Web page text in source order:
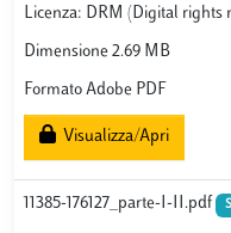
Licenza: DRM (Digital rights
Dimensione 2.69 MB
Formato Adobe PDF
Visualizza/Apri
11385-176127_parte-I-II.pdf